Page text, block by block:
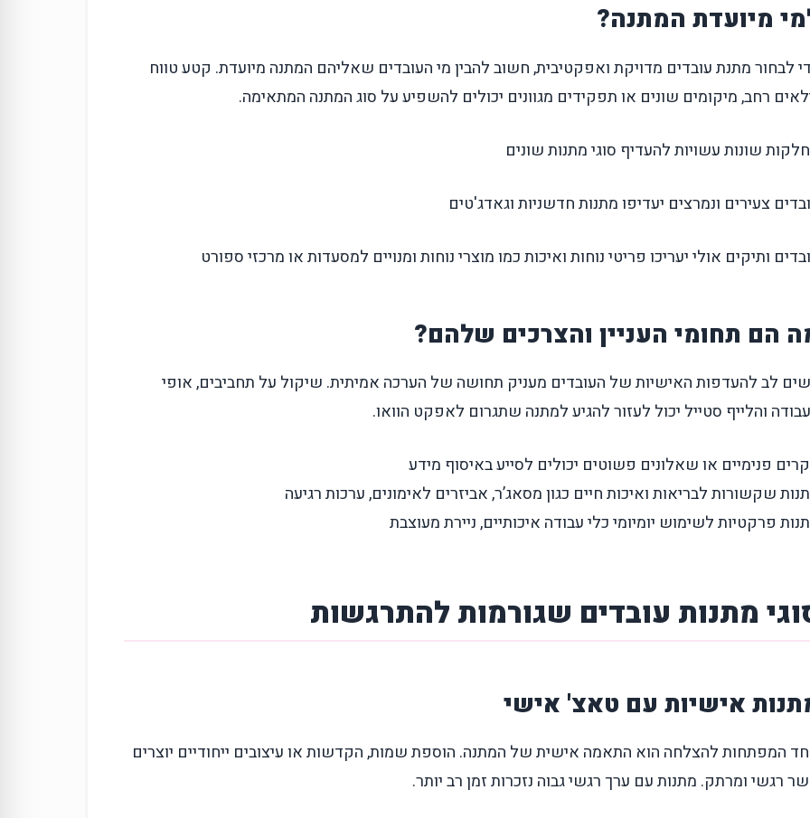
מיועדת המתנה?
לבחור מתנת עובדים מדויקת ואפקטיבית, חשוב להבין מי העובדים שאליהם המתנה מיועדת. קטע טווח
רחב, מיקומים שונים או תפקידים מגוונים יכולים להשפיע על סוג המתנה המתאימה.
שונות עשויות להעדיף סוגי מתנות שונים
צעירים ונמרצים יעדיפו מתנות חדשניות וגאדג'טים
ותיקים אולי יעריכו פריטי נוחות ואיכות כמו מוצרי נוחות ומנויים למסעדות או מרכזי ספורט
הם תחומי העניין והצרכים שלהם?
לב להעדפות האישיות של העובדים מעניק תחושה של הערכה אמיתית. שיקול על תחביבים, אופי
והלייף סטייל יכול לעזור להגיע למתנה שתגרום לאפקט הוואו.
פנימיים או שאלונים פשוטים יכולים לסייע באיסוף מידע
שקשורות לבריאות ואיכות חיים כגון מסאג’ר, אביזרים לאימונים, ערכות רגיעה
פרקטיות לשימוש יומיומי כלי עבודה איכותיים, ניירת מעוצבת
מתנות עובדים שגורמות להתרגשות
אישיות עם טאצ' אישי
המפתחות להצלחה הוא התאמה אישית של המתנה. הוספת שמות, הקדשות או עיצובים ייחודיים יוצרים
רגשי ומרתק. מתנות עם ערך רגשי גבוה נזכרות זמן רב יותר.